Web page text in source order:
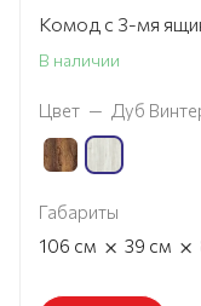
Комод с 3-мя
В наличии
Цвет — Дуб
Габариты
106 см × 39 см ×